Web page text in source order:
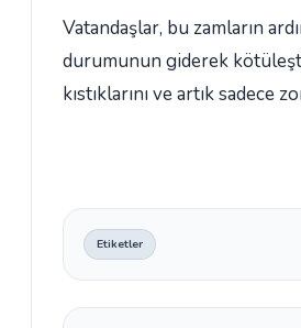
Vatandaşlar, bu zamların
durumunun giderek
kıstıklarını ve artık
Etiketler